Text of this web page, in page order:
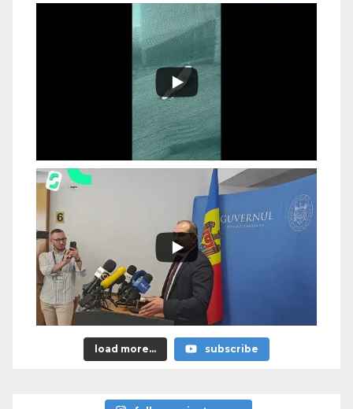
load more... subscribe